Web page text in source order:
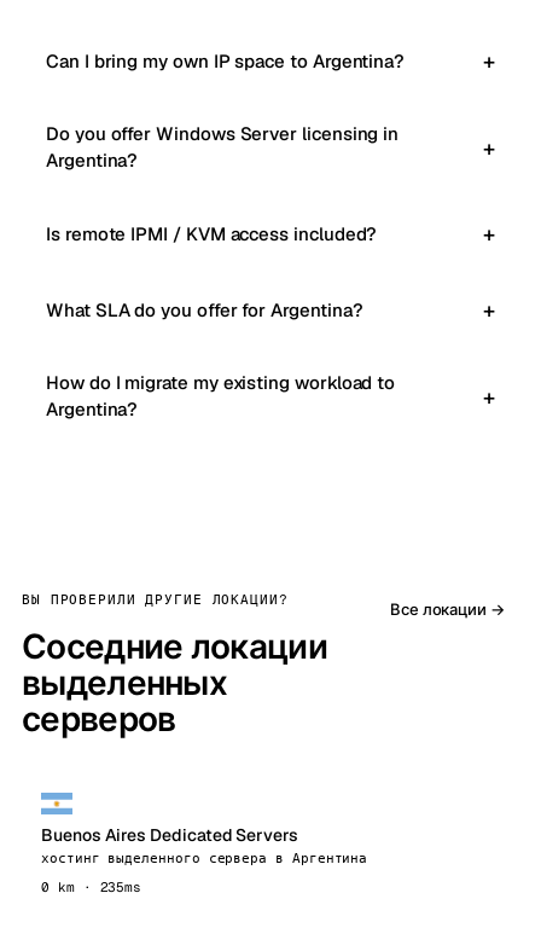
Can I bring my own IP space to Argentina?
Do you offer Windows Server licensing in
Argentina?
Is remote IPMI / KVM access included?
What SLA do you offer for Argentina?
How do I migrate my existing workload to
Argentina?
ВЫ ПРОВЕРИЛИ ДРУГИЕ ЛОКАЦИИ?
Соседние локации
выделенных
серверов
Все локации →
Buenos Aires Dedicated Servers
хостинг выделенного сервера в Аргентина
0 km · 235ms